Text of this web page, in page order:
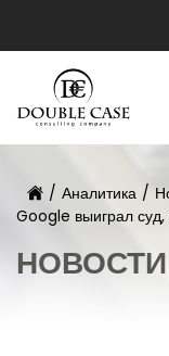
/ Аналитика /
Google выиграл
НОВОСТИ